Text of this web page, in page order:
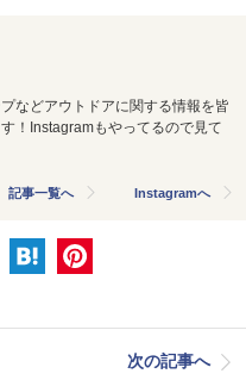
などアウトドアに関する情報を皆
！Instagramもやってるので見て
記事一覧へ Instagramへ
次の記事へ